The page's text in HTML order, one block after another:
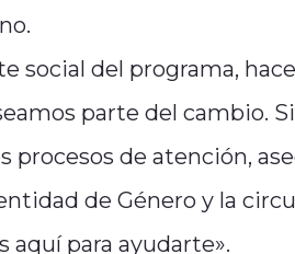
social del programa,
parte del cambio.
procesos de atención,
de Género y la
aquí para ayudarte».